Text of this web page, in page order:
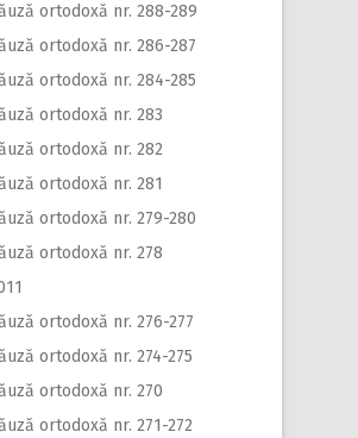
ortodoxă nr. 288-289
ortodoxă nr. 286-287
ortodoxă nr. 284-285
ortodoxă nr. 283
ortodoxă nr. 282
ortodoxă nr. 281
ortodoxă nr. 279-280
ortodoxă nr. 278
ortodoxă nr. 276-277
ortodoxă nr. 274-275
ortodoxă nr. 270
ortodoxă nr. 271-272